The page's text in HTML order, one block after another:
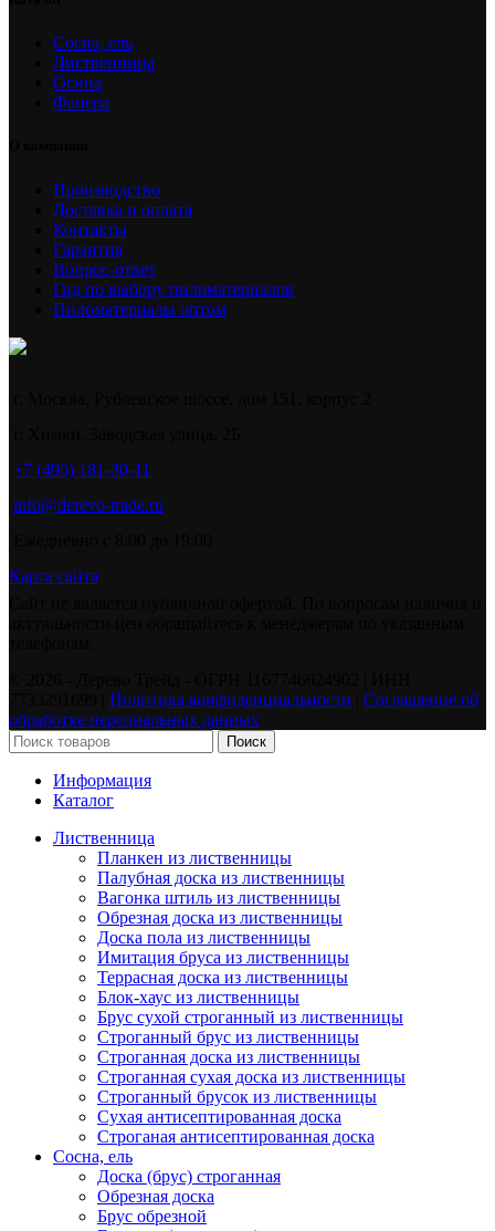
Сосна, ель
Лиственница
Осина
Фанера
Производство
Доставка и оплата
Контакты
Гарантия
Вопрос-ответ
Гид по выбору пиломатериалов
Пиломатериалы оптом
+7 (495) 181-30-11
info@derevo-trade.ru
Карта сайта
Политика конфиденциальности
Соглашение об
обработке персональных данных
Поиск
Информация
Каталог
Лиственница
Планкен из лиственницы
Палубная доска из лиственницы
Вагонка штиль из лиственницы
Обрезная доска из лиственницы
Доска пола из лиственницы
Имитация бруса из лиственницы
Террасная доска из лиственницы
Блок-хаус из лиственницы
Брус сухой строганный из лиственницы
Строганный брус из лиственницы
Строганная доска из лиственницы
Строганная сухая доска из лиственницы
Строганный брусок из лиственницы
Сухая антисептированная доска
Строганая антисептированная доска
Сосна, ель
Доска (брус) строганная
Обрезная доска
Брус обрезной